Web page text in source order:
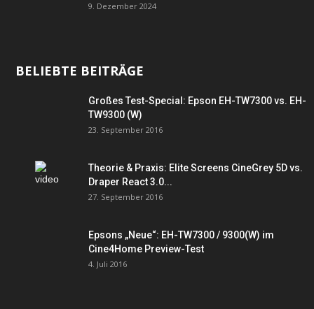
9. Dezember 2024
BELIEBTE BEITRÄGE
Großes Test-Special: Epson EH-TW7300 vs. EH-
TW9300 (W)
23. September 2016
Theorie & Praxis: Elite Screens CineGrey 5D vs.
Draper React 3.0...
27. September 2016
Epsons „Neue“: EH-TW7300 / 9300(W) im
Cine4Home Preview-Test
4. Juli 2016